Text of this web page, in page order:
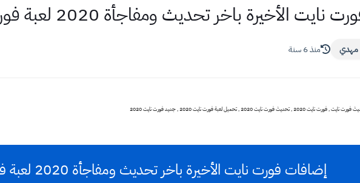
الأخيرة باخر تحديث ومفاجأة 2020 لعبة فورت نايت حرب النجوم
مهدي منذ 6 سنة
2020 , تحميل لعبة فورت نايت 2020 , جديد فورت نايت 2020
إضافات فورت نايت الأخيرة باخر تحديث ومفاجأة 2020 لعبة فورت نايت